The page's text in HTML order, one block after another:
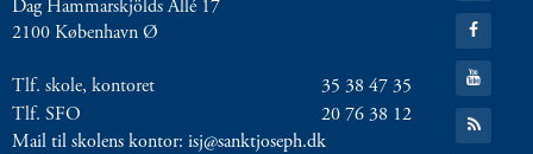
8.0:
Presse
9.0:
Bilingual
Næste
indlæg:
Sidste
Dag Hammarskjölds Allé 17
2100 København Ø
Tlf. skole, kontoret
35 38 47 35
Tlf. SFO
20 76 38 12
Mail til skolens kontor: isj@sanktjoseph.dk
Twitter
Gå
til:
Facebook
Gå
til:
YouTube
Gå
til: